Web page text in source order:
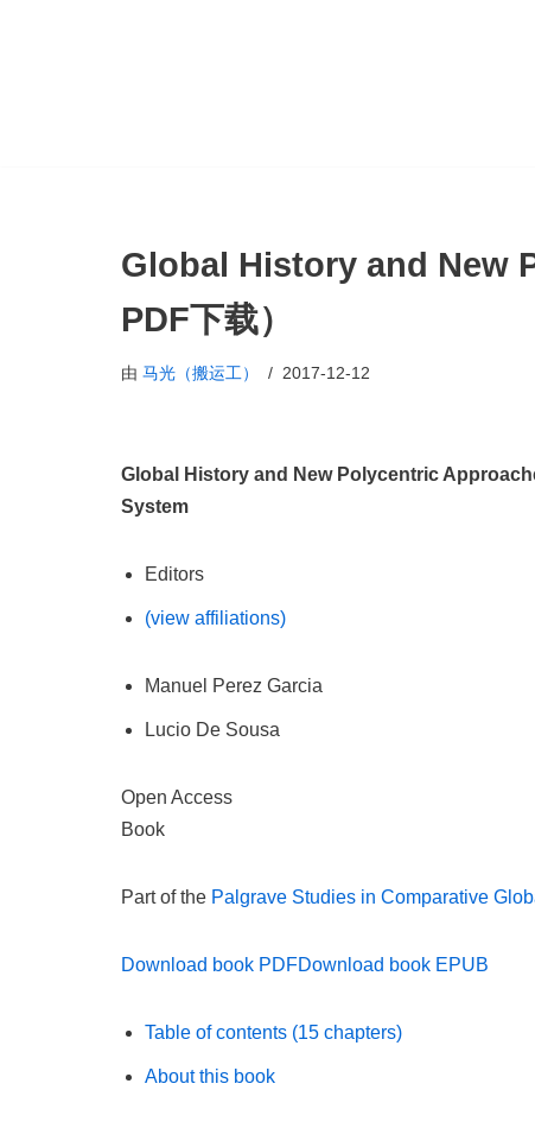
Global History and New
PDF下载）
由 马光（搬运工） 2017-12-12
Global History and New Polycentric
System
Editors
(view affiliations)
Manuel Perez Garcia
Lucio De Sousa
Open Access
Book
Part of the Palgrave Studies in Comparative
Download book PDFDownload book EPUB
Table of contents (15 chapters)
About this book